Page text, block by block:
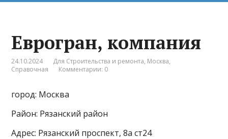
Еврогран, компания
24.10.2024 Для Строительства и ремонта, Москва,
Справочная
Комментарии: 0
город: Москва
Район: Рязанский район
Адрес: Рязанский проспект, 8а ст24